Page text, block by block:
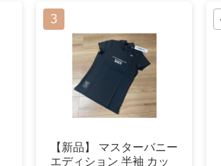
【新品】 マスターバニー
エディション 半袖 カッ